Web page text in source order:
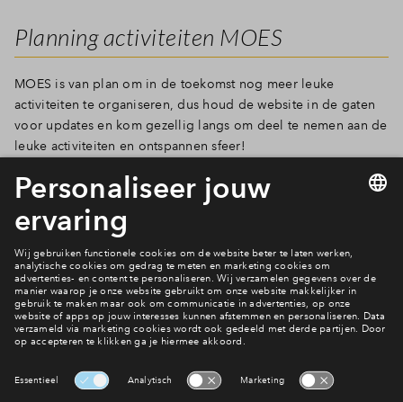
Planning activiteiten MOES
MOES is van plan om in de toekomst nog meer leuke
activiteiten te organiseren, dus houd de website in de gaten
voor updates en kom gezellig langs om deel te nemen aan de
leuke activiteiten en ontspannen sfeer!
MOES agenda
Bekijk de Agenda van MOES
Interesse? Meld je dan snel aan